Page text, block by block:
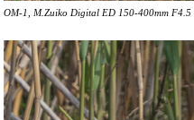
OM-1, M.Zuiko Digital ED 150-400mm F4.5